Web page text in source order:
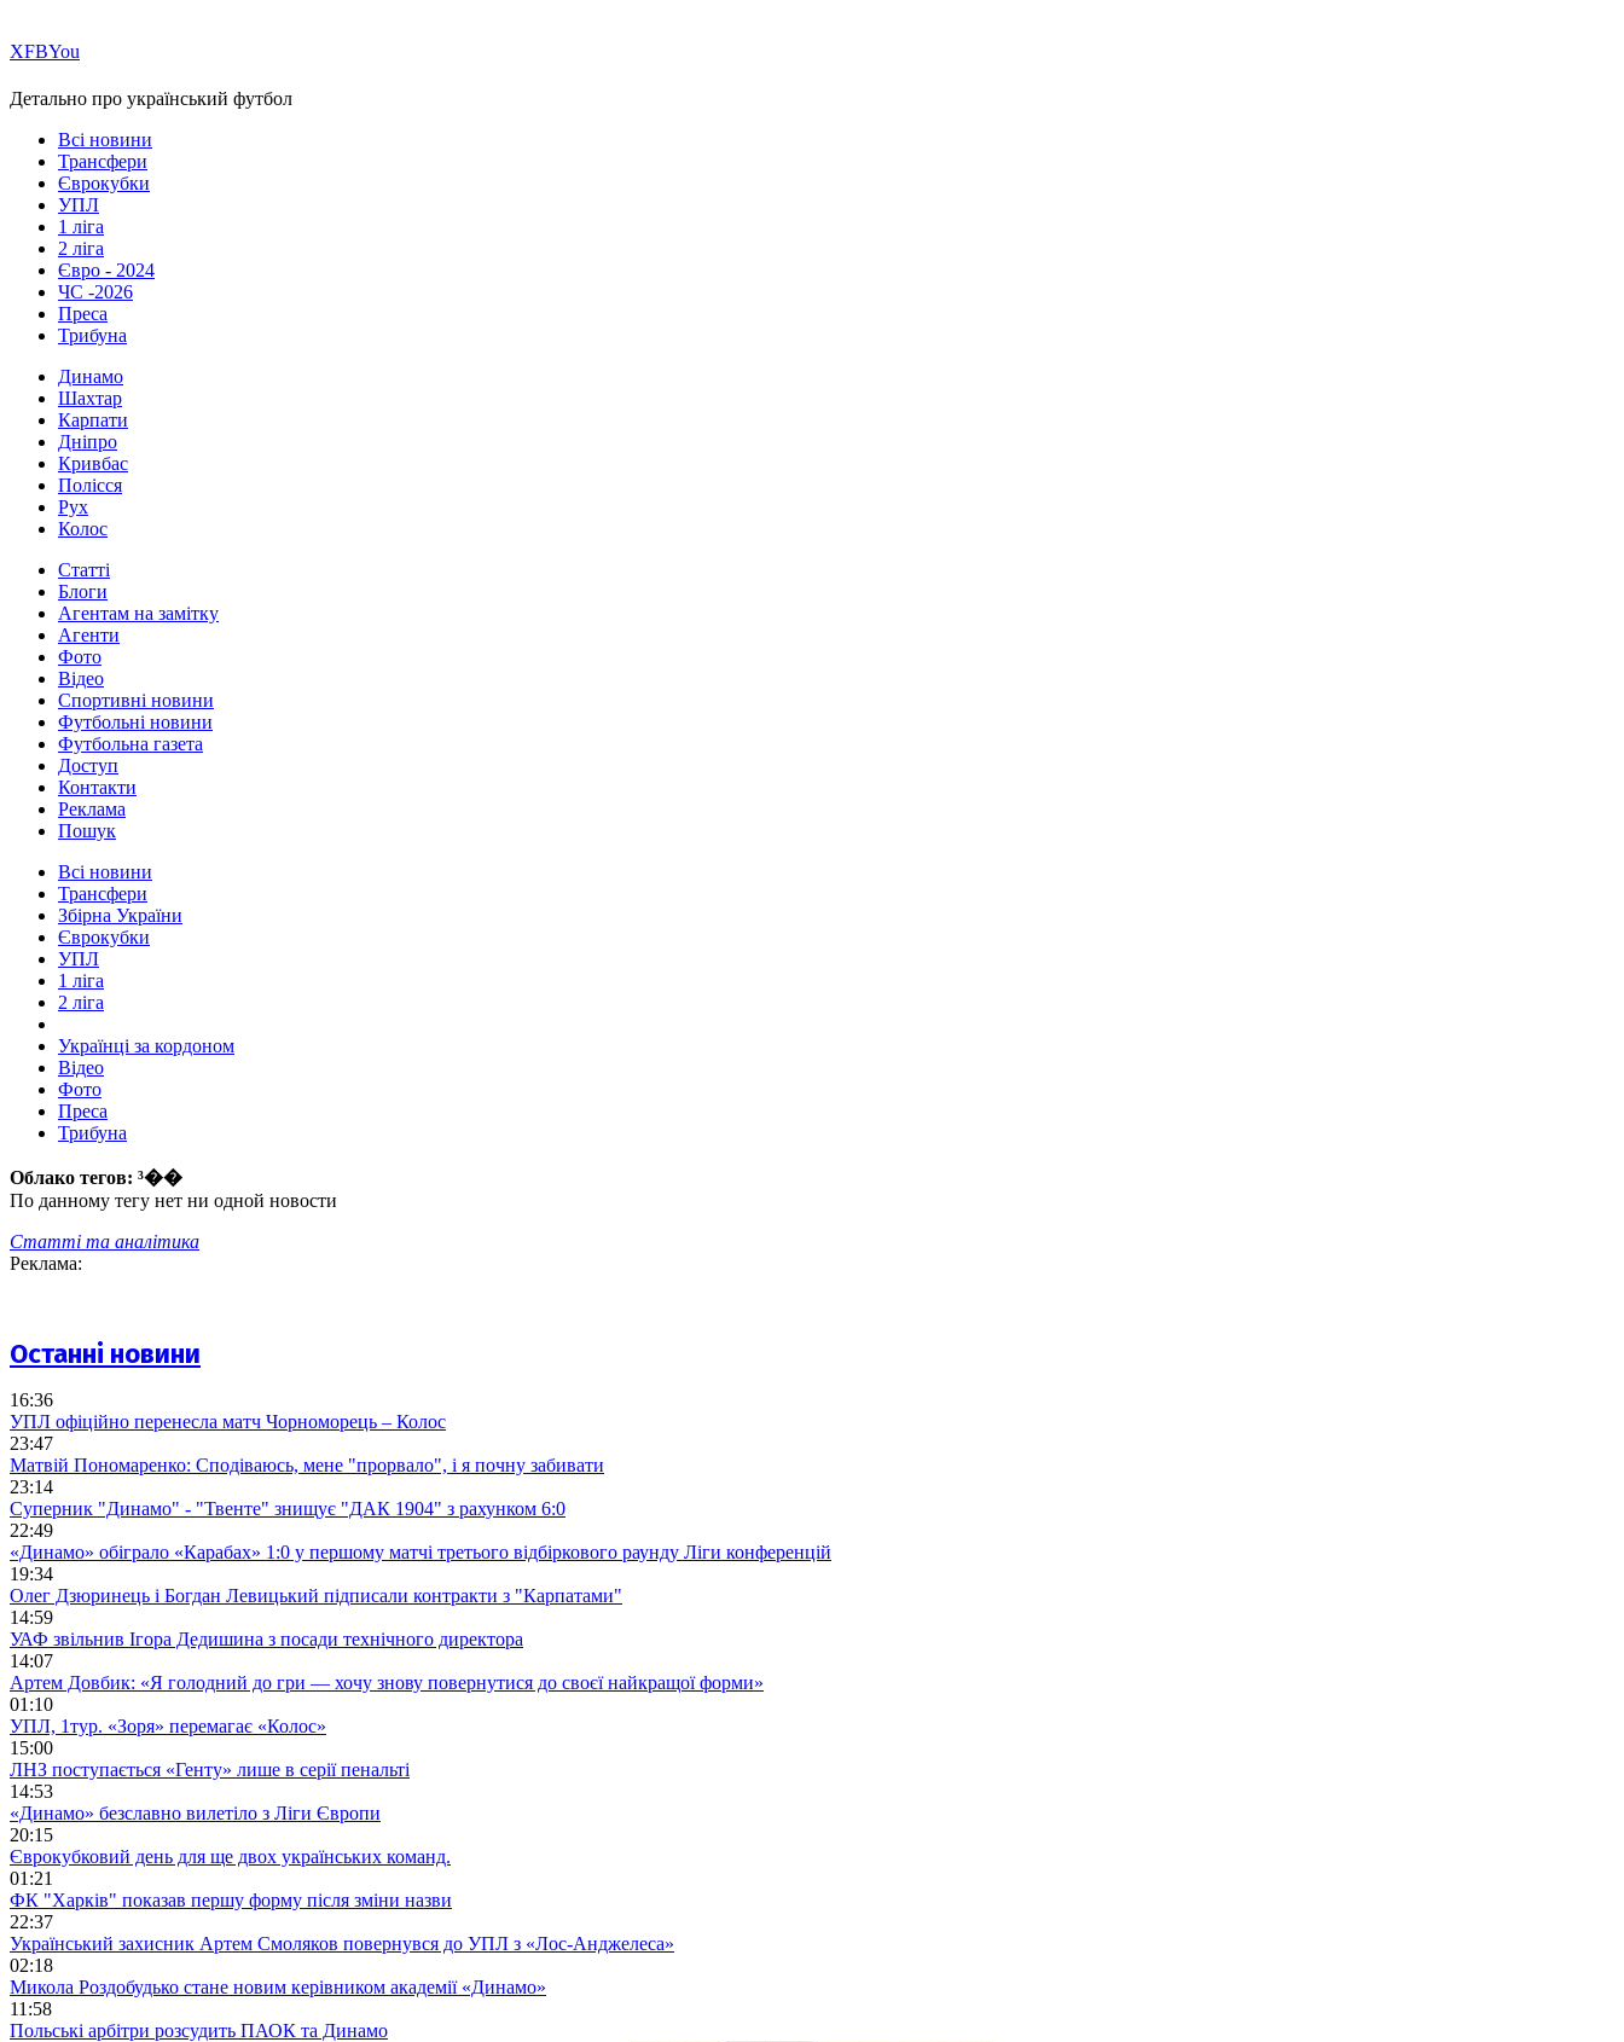
ХFBYou
Детально про український футбол
Всі новини
Трансфери
Єврокубки
УПЛ
1 ліга
2 ліга
Євро - 2024
ЧС -2026
Преса
Трибуна
Динамо
Шахтар
Карпати
Дніпро
Кривбас
Полісся
Рух
Колос
Статті
Блоги
Агентам на замітку
Агенти
Фото
Відео
Спортивні новини
Футбольні новини
Футбольна газета
Доступ
Контакти
Реклама
Пошук
Всі новини
Трансфери
Збірна України
Єврокубки
УПЛ
1 ліга
2 ліга
Українці за кордоном
Відео
Фото
Преса
Трибуна
Облако тегов: ³��
По данному тегу нет ни одной новости
Статті та аналітика
Реклама:
Останні новини
16:36
УПЛ офіційно перенесла матч Чорноморець – Колос
23:47
Матвій Пономаренко: Сподіваюсь, мене "прорвало", і я почну забивати
23:14
Суперник "Динамо" - "Твенте" знищує "ДАК 1904" з рахунком 6:0
22:49
«Динамо» обіграло «Карабах» 1:0 у першому матчі третього відбіркового раунду Ліги конференцій
19:34
Олег Дзюринець і Богдан Левицький підписали контракти з "Карпатами"
14:59
УАФ звільнив Ігора Дедишина з посади технічного директора
14:07
Артем Довбик: «Я голодний до гри — хочу знову повернутися до своєї найкращої форми»
01:10
УПЛ, 1тур. «Зоря» перемагає «Колос»
15:00
ЛНЗ поступається «Генту» лише в серії пенальті
14:53
«Динамо» безславно вилетіло з Ліги Європи
20:15
Єврокубковий день для ще двох українських команд.
01:21
ФК "Харків" показав першу форму після зміни назви
22:37
Український захисник Артем Смоляков повернувся до УПЛ з «Лос-Анджелеса»
02:18
Микола Роздобудько стане новим керівником академії «Динамо»
11:58
Польські арбітри розсудить ПАОК та Динамо